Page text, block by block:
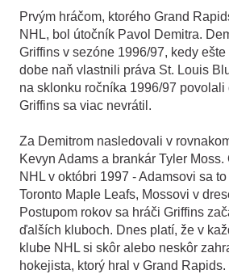
Prvým hráčom, ktorého Grand
NHL, bol útočník Pavol Demitra.
Griffins v sezóne 1996/97, kedy
dobe naň vlastnili práva St. Louis
na sklonku ročníka 1996/97 povolali
Griffins sa viac nevrátil.
Za Demitrom nasledovali v
Kevyn Adams a brankár Tyler
NHL v októbri 1997 - Adamsovi sa
Toronto Maple Leafs, Mossovi v
Postupom rokov sa hráči Griffins
ďalších kluboch. Dnes platí, že v
klube NHL si skôr alebo neskôr
hokejista, ktorý hral v Grand Rapids.